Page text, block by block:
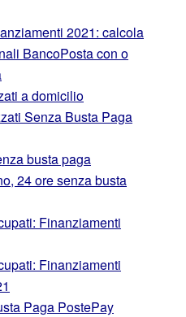
2021: calcola
BancoPosta con o
a domicilio
Senza Busta Paga
busta paga
24 ore senza busta
Finanziamenti
Finanziamenti
Paga PostePay